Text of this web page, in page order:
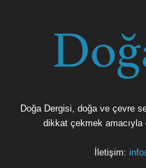
Doğa Dergisi, doğa ve çevre
dikkat çekmek amacıyla
İletişim: